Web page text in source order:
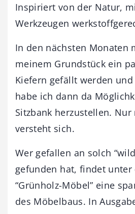
Inspiriert von der Natur,
Werkzeugen
In den nächsten Monaten
meinem Grundstück ein
Kiefern gefällt werden
habe ich dann da
Sitzbank herzustellen. Nur
versteht sich.
Wer gefallen an solch
gefunden hat, findet
“Grünholz-Möbel” eine
des Möbelbaus. In